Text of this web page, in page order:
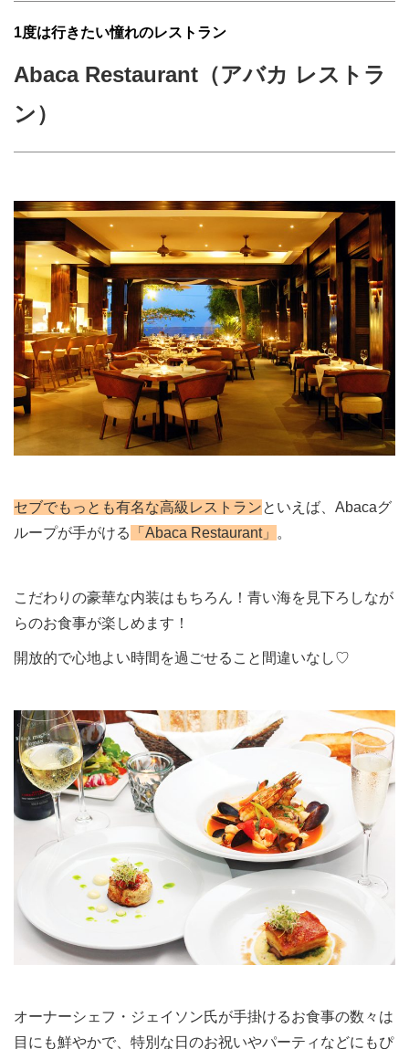
1度は行きたい憧れのレストラン
Abaca Restaurant（アバカ レストラ
ン）
セブでもっとも有名な高級レストランといえば、Abacaグ
ループが手がける
「Abaca Restaurant」 。
こだわりの豪華な内装はもちろん！ 青い海を見下ろしなが
らのお食事が楽しめます！
開放的で心地よい時間を過ごせること間違いなし♡
オーナーシェフ・ジェイソン氏が手掛けるお食事の数々は
目にも鮮やかで、特別な日のお祝いやパーティなどにもぴ